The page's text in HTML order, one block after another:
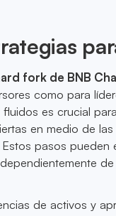
fork de BNB
como para
es crucial
en medio de
pasos
de activos y